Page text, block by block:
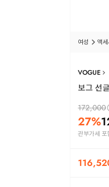
여성 액
VOGUE
보그 선
172,000
27%
관부가세 포